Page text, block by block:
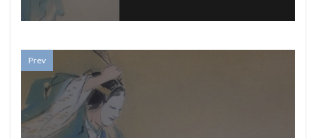
Prev